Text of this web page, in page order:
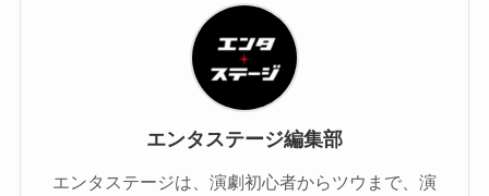
エンタステージ編集部
エンタステージは、演劇初心者からツウまで、演